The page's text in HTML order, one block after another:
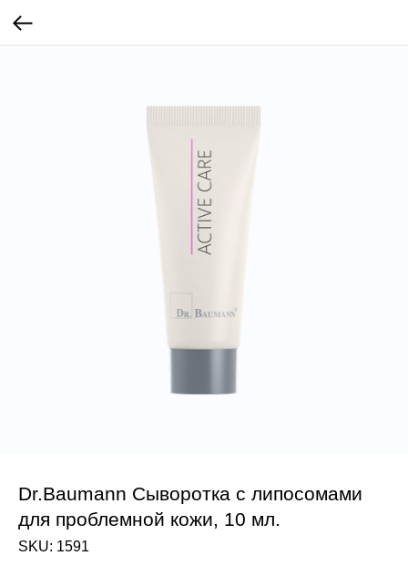
Dr.Baumann Сыворотка с липосомами
для проблемной кожи, 10 мл.
SKU: 1591